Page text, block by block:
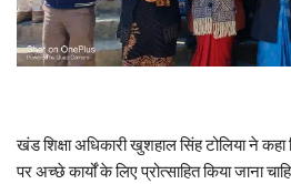
खंड शिक्षा अधिकारी खुशहाल सिंह टोलिया ने
पर अच्छे कार्यों के लिए प्रोत्साहित किया जाना